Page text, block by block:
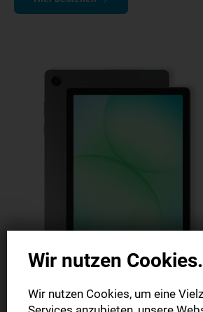
Wir nutzen Cookies.
Wir nutzen Cookies, um eine